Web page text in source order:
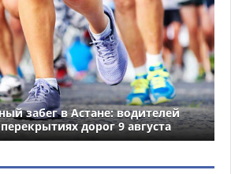
забег в Астане: водителей
дорог 9 августа